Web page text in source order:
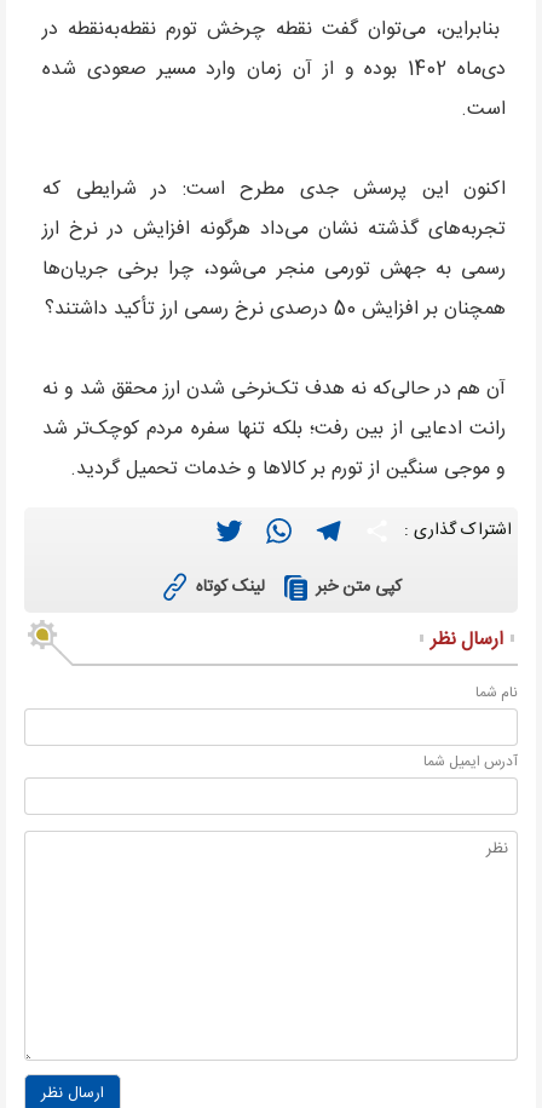
بنابراین، می‌توان گفت نقطه چرخش تورم نقطه‌به‌نقطه در
دی‌ماه 1402 بوده و از آن زمان وارد مسیر صعودی شده
است.
اکنون این پرسش جدی مطرح است: در شرایطی که
تجربه‌های گذشته نشان می‌داد هرگونه افزایش در نرخ ارز
رسمی به جهش تورمی منجر می‌شود، چرا برخی جریان‌ها
همچنان بر افزایش 50 درصدی نرخ رسمی ارز تأکید داشتند؟
آن هم در حالی‌که نه هدف تک‌نرخی شدن ارز محقق شد و نه
رانت ادعایی از بین رفت؛ بلکه تنها سفره مردم کوچک‌تر شد
و موجی سنگین از تورم بر کالاها و خدمات تحمیل گردید.
اشتراک گذاری : Twitter
WhatsAppTelegram
کپی متن خبر لینک کوتاه
ارسال نظر
نام شما
آدرس ايميل شما
ارسال نظر